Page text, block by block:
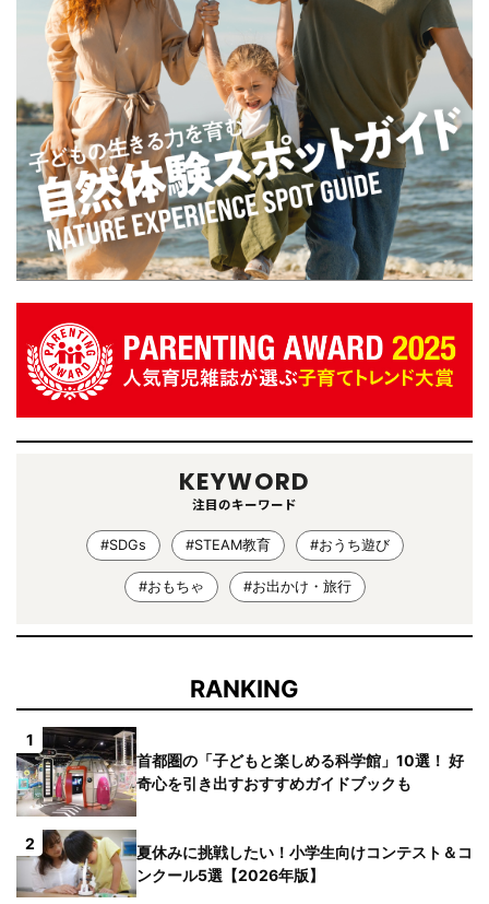
KEYWORD
注目のキーワード
#SDGs #STEAM教育 #おうち遊び
#おもちゃ #お出かけ・旅行
RANKING
1
首都圏の「子どもと楽しめる科学館」10選！ 好
奇心を引き出すおすすめガイドブックも
2
夏休みに挑戦したい！小学生向けコンテスト＆コ
ンクール5選【2026年版】